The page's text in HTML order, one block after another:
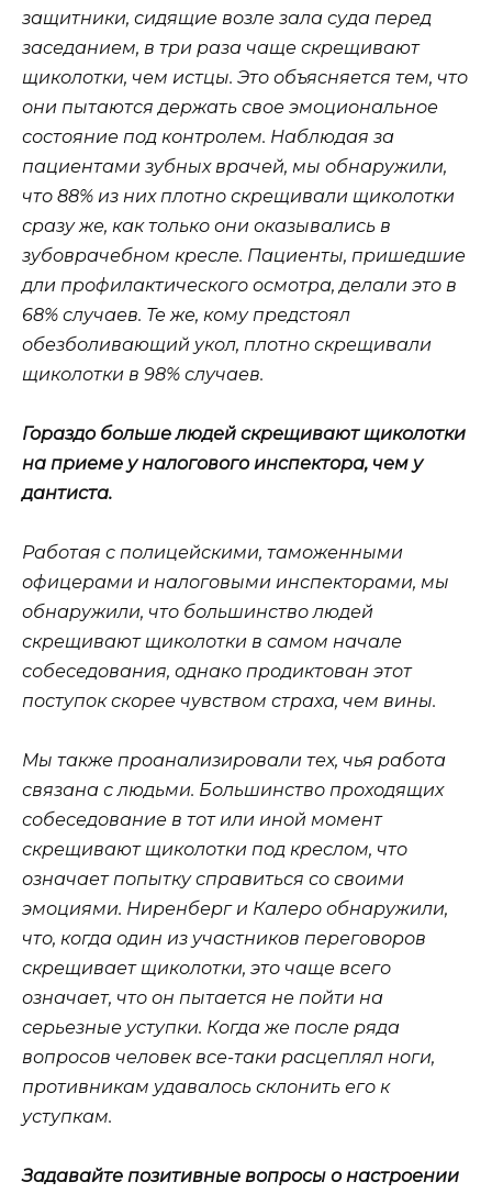
защитники, сидящие возле зала суда перед
заседанием, в три раза чаще скрещивают
щиколотки, чем истцы. Это объясняется тем, что
они пытаются держать свое эмоциональное
состояние под контролем. Наблюдая за
пациентами зубных врачей, мы обнаружили,
что 88% из них плотно скрещивали щиколотки
сразу же, как только они оказывались в
зубоврачебном кресле. Пациенты, пришедшие
дли профилактического осмотра, делали это в
68% случаев. Те же, кому предстоял
обезболивающий укол, плотно скрещивали
щиколотки в 98% случаев.
Гораздо больше людей скрещивают щиколотки
на приеме у налогового инспектора, чем у
дантиста.
Работая с полицейскими, таможенными
офицерами и налоговыми инспекторами, мы
обнаружили, что большинство людей
скрещивают щиколотки в самом начале
собеседования, однако продиктован этот
поступок скорее чувством страха, чем вины.
Мы также проанализировали тех, чья работа
связана с людьми. Большинство проходящих
собеседование в тот или иной момент
скрещивают щиколотки под креслом, что
означает попытку справиться со своими
эмоциями. Ниренберг и Калеро обнаружили,
что, когда один из участников переговоров
скрещивает щиколотки, это чаще всего
означает, что он пытается не пойти на
серьезные уступки. Когда же после ряда
вопросов человек все-таки расцеплял ноги,
противникам удавалось склонить его к
уступкам.
Задавайте позитивные вопросы о настроении